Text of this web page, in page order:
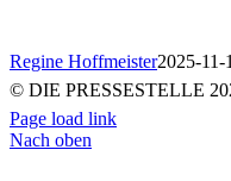
Regine Hoffmeister2025-11-
© DIE PRESSESTELLE
Page load link
Nach oben